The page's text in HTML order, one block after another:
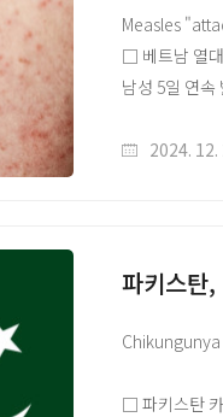
https://
disease-in-
WHO·Africa
https://
□ 콩고 민주
여러 보건 기
3일 WHO의
노력이 지속
해당 자료는
홈페이지
원문출처 Link
Measles
□ 베트남 열
남성 5일 연속
어린이 또는
해당 자료는
원문 및 배너
2024. 12.
파키스탄
□ 파키스탄